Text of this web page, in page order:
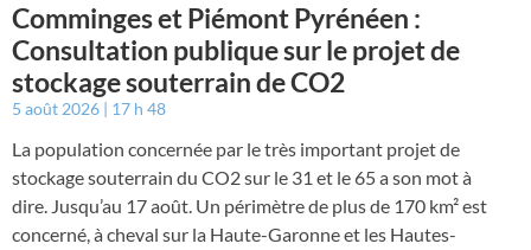
Comminges et Piémont Pyrénéen :
Consultation publique sur le projet de
stockage souterrain de CO2
5 août 2026 17 h 48
La population concernée par le très important projet de
stockage souterrain du CO2 sur le 31 et le 65 a son mot à
dire. Jusqu’au 17 août. Un périmètre de plus de 170 km² est
concerné, à cheval sur la Haute-Garonne et les Hautes-